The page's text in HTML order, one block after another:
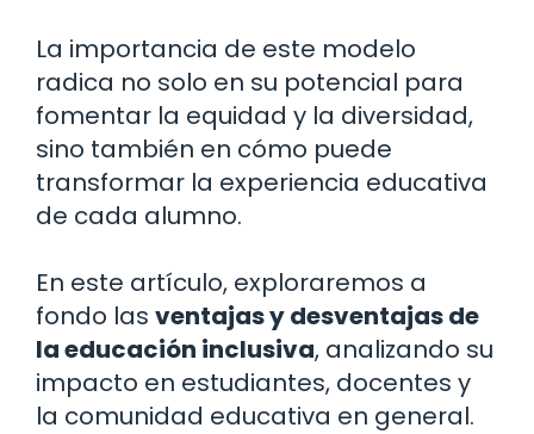
La importancia de este modelo
radica no solo en su potencial para
fomentar la equidad y la diversidad,
sino también en cómo puede
transformar la experiencia educativa
de cada alumno.
En este artículo, exploraremos a
fondo las ventajas y desventajas de
la educación inclusiva, analizando su
impacto en estudiantes, docentes y
la comunidad educativa en general.